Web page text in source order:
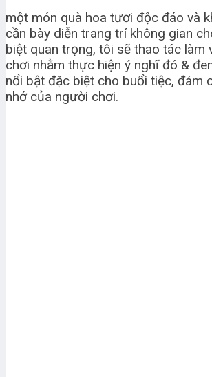
một món quà hoa tươi độc đáo và
cần bày diễn trang trí không gian
biệt quan trọng, tôi sẽ thao tác làm
chơi nhằm thực hiện ý nghĩ đó &
nổi bật đặc biệt cho buổi tiệc, đám
nhớ của người chơi.